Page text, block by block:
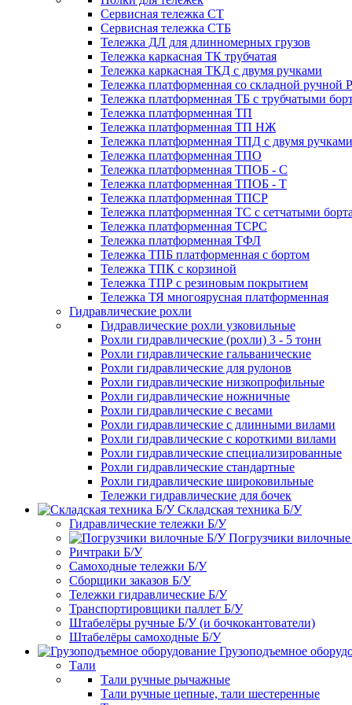
Сервисная тележка СТ
Сервисная тележка СТБ
Тележка ДЛ для длинномерных грузов
Тележка каркасная ТК трубчатая
Тележка каркасная ТКД с двумя ручками
Тележка платформенная со складной ручной
Тележка платформенная ТБ с трубчатыми
Тележка платформенная ТП
Тележка платформенная ТП НЖ
Тележка платформенная ТПД с двумя ручками
Тележка платформенная ТПО
Тележка платформенная ТПОБ - С
Тележка платформенная ТПОБ - Т
Тележка платформенная ТПСР
Тележка платформенная ТС с сетчатыми
Тележка платформенная ТСРС
Тележка платформенная ТФЛ
Тележка ТПБ платформенная с бортом
Тележка ТПК с корзиной
Тележка ТПР с резиновым покрытием
Тележка ТЯ многоярусная платформенная
Гидравлические рохли
Гидравлические рохли узковильные
Рохли гидравлические (рохли) 3 - 5 тонн
Рохли гидравлические гальванические
Рохли гидравлические для рулонов
Рохли гидравлические низкопрофильные
Рохли гидравлические ножничные
Рохли гидравлические с весами
Рохли гидравлические с длинными вилами
Рохли гидравлические с короткими вилами
Рохли гидравлические специализированные
Рохли гидравлические стандартные
Рохли гидравлические широковильные
Тележки гидравлические для бочек
Складская техника Б/У
Гидравлические тележки Б/У
Погрузчики
Ричтраки Б/У
Самоходные тележки Б/У
Сборщики заказов Б/У
Тележки гидравлические Б/У
Транспортировщики паллет Б/У
Штабелёры ручные Б/У (и бочкокантователи)
Штабелёры самоходные Б/У
Грузоподъемное
Тали
Тали ручные рычажные
Тали ручные цепные, тали шестеренные